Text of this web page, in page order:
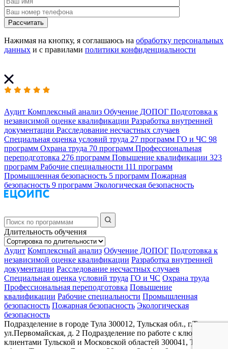
Рассчитать
Нажимая на кнопку, я соглашаюсь на обработку персональных
данных и с правилами политики конфиденциальности
Аудит Комплексный анализ Обучение ДОПОГ Подготовка к
независимой оценке квалификации Разработка внутренней
документации Расследование несчастных случаев
Специальная оценка условий труда 27 программ ГО и ЧС 98
программ Охрана труда 70 программ Профессиональная
переподготовка 276 программ Повышение квалификации 323
программ Рабочие специальности 111 программ
Промышленная безопасность 5 программ Пожарная
безопасность 9 программ Экологическая безопасность
Длительность обучения
Аудит Комплексный анализ Обучение ДОПОГ Подготовка к
независимой оценке квалификации Разработка внутренней
документации Расследование несчастных случаев
Специальная оценка условий труда ГО и ЧС Охрана труда
Профессиональная переподготовка Повышение
квалификации Рабочие специальности Промышленная
безопасность Пожарная безопасность Экологическая
безопасность
Подразделение в городе Тула 300012, Тульская обл., г.Тула,
ул.Первомайская, д. 2 Подразделение по работе с ключевыми
клиентами Тульской и Московской областей 300041, Тульская